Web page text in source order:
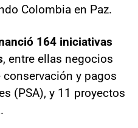
Colombia en Paz.
164 iniciativas
, entre ellas negocios
y pagos
(PSA), y 11 proyectos